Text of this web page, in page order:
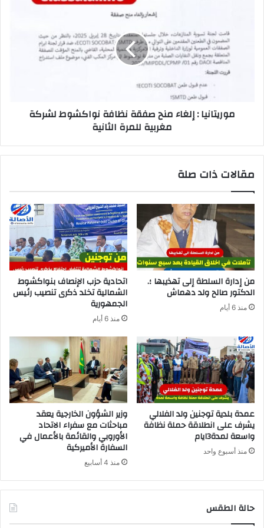
موريتانيا : إلغاء منح صفقة نظافة نواكشوط لشركة
مغربية للمرة الثانية
مقالات ذات صلة
من إدارة السلطة إلى تهذيبها ؛.
الدكتور صالح ولد دهماش
منذ 6 أيام
اتحادية حزب الإنصاف بنواكشوط
الشمالية تخلد ذكرى تنصيب رئيس
الجمهورية
منذ 6 أيام
عمدة بلدية توجنين ولد الفلالي
يشرف على انطلاقة حملة نظافة
واسعة لمدة3ايام
منذ أسبوع واحد
وزير الشؤون الخارجية يعقد
مباحثات مع سفراء الاتحاد
الأوروبي والقائمة بالأعمال في
السفارة الأميركية
منذ 4 أسابيع
حالة الطقس